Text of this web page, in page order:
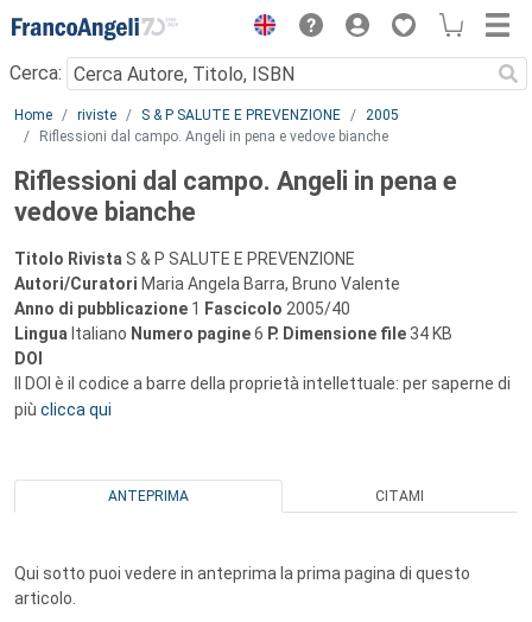
Menu
Cerca:
Main content
Home riviste S & P SALUTE E PREVENZIONE
2005
Riflessioni dal campo. Angeli in pena e vedove bianche
Riflessioni dal campo. Angeli in pena e
vedove bianche
Titolo Rivista S & P SALUTE E PREVENZIONE
Autori/Curatori Maria Angela Barra, Bruno Valente
Anno di pubblicazione 1 Fascicolo 2005/40
Lingua Italiano Numero pagine6 P. Dimensione file 34 KB
DOI
Il DOI è il codice a barre della proprietà intellettuale: per saperne di
più clicca qui
ANTEPRIMA CITAMI
Qui sotto puoi vedere in anteprima la prima pagina di questo
articolo.